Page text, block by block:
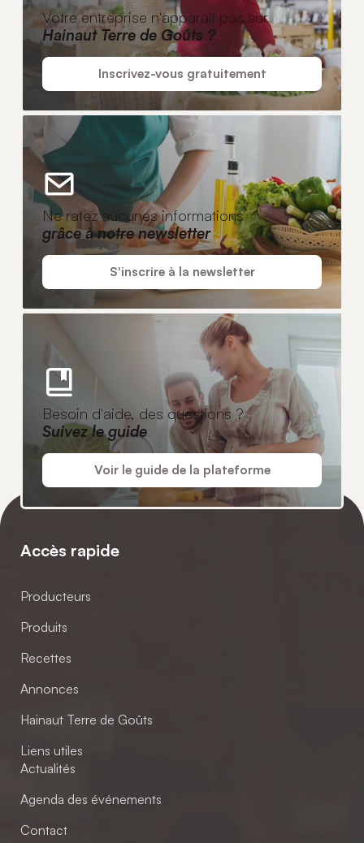
Votre entreprise n'apparaît pas sur
Hainaut Terre de Goûts ?
Inscrivez-vous gratuitement
Ne ratez aucunes informations
grâce à notre newsletter
S'inscrire à la newsletter
Besoin d'aide, des questions ?
Suivez le guide
Voir le guide de la plateforme
Accès rapide
Producteurs
Produits
Recettes
Annonces
Hainaut Terre de Goûts
Liens utiles
Actualités
Agenda des événements
Contact